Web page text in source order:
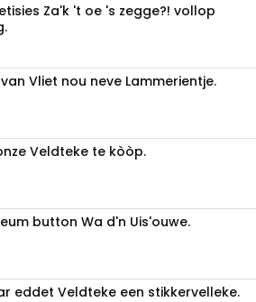
Za'k 't oe 's zegge?! vollop
Vliet nou neve Lammerientje.
Veldteke te kòòp.
button Wa d'n Uis'ouwe.
eddet Veldteke een stikkervelleke.